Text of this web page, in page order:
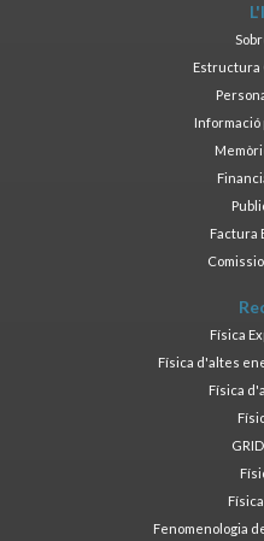
Estructura
Factura
Física
Física d'altes
Física
Fenomenologia